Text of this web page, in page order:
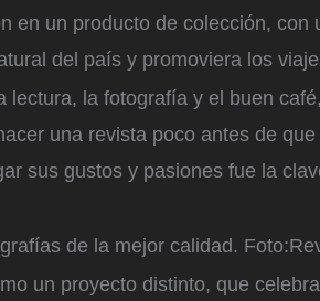
en un producto de colección, con
del país y promoviera los
lectura, la fotografía y el buen
una revista poco antes de
sus gustos y pasiones fue la
de la mejor calidad. Foto:
un proyecto distinto, que